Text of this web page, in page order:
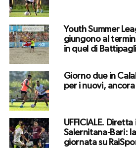
Youth Summer
giungono al
in quel di
Giorno due in
per i nuovi,
UFFICIALE.
Salernitana-Bari:
giornata su